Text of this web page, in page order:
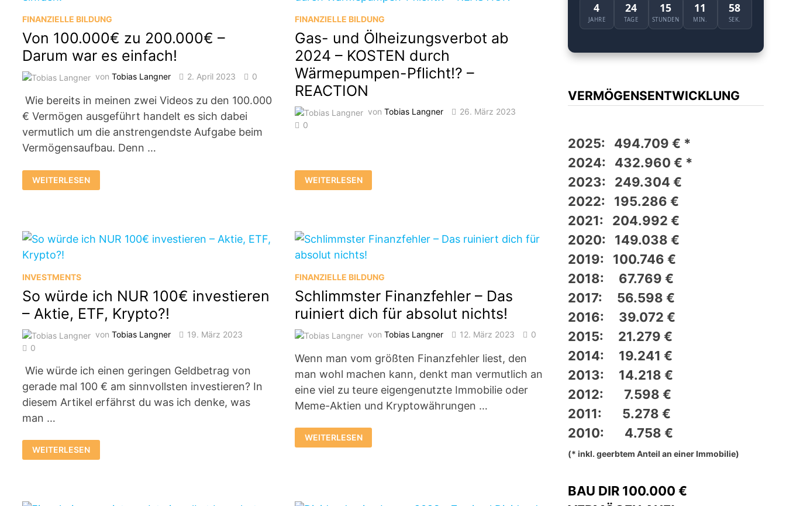
FINANZIELLE BILDUNG
Von 100.000€ zu 200.000€ –
Darum war es einfach!
vonTobias Langner 2. April 2023 0
Wie bereits in meinen zwei Videos zu den 100.000
€ Vermögen ausgeführt handelt es sich dabei
vermutlich um die anstrengendste Aufgabe beim
Vermögensaufbau. Denn …
VON
100.000€
ZU
EINFACH!
WEITERLESEN
FINANZIELLE BILDUNG
Gas- und Ölheizungsverbot ab
2024 – KOSTEN durch
Wärmepumpen-Pflicht!? –
REACTION
von Tobias Langner
26. März 2023
0
GAS-
UND
ÖLHEIZUNGSVERBOT
DURCH
WÄRMEPUMPEN-
PFLICHT!?
–
WEITERLESEN
INVESTMENTS
So würde ich NUR 100€ investieren
– Aktie, ETF, Krypto?!
vonTobias Langner
19. März 2023
0
Wie würde ich einen geringen Geldbetrag von
gerade mal 100 € am sinnvollsten investieren? In
diesem Artikel erfährst du was ich denke, was
man …
SO
WÜRDE
ICH
WEITERLESEN
FINANZIELLE BILDUNG
Schlimmster Finanzfehler – Das
ruiniert dich für absolut nichts!
von Tobias Langner 12. März 2023 0
Wenn man vom größten Finanzfehler liest, den
man wohl machen kann, denkt man vermutlich an
eine viel zu teure eigengenutzte Immobilie oder
Meme-Aktien und Kryptowährungen …
SCHLIMMSTER
FINANZFEHLER
–
WEITERLESEN
4
JAHRE
24
TAGE
15
STUNDEN
11
MIN.
57
SEK.
VERMÖGENSENTWICKLUNG
2025: 494.709 € *
2024: 432.960 € *
2023: 249.304 €
2022: 195.286 €
2021: 204.992 €
2020: 149.038 €
2019: 100.746 €
2018: 67.769 €
2017: 56.598 €
2016: 39.072 €
2015: 21.279 €
2014: 19.241 €
2013: 14.218 €
2012: 7.598 €
2011: 5.278 €
2010: 4.758 €
(* inkl. geerbtem Anteil an einer Immobilie)
BAU DIR 100.000 €